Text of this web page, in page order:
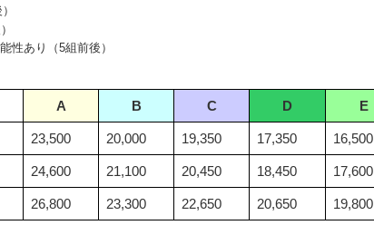
性あり（5組前後）
A B C D E
23,500 20,000 19,350 17,350 16,500
24,600 21,100 20,450 18,450 17,600
26,800 23,300 22,650 20,650 19,800